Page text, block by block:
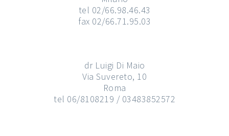
tel 02/66.98.46.43
fax 02/66.71.95.03
dr Luigi Di Maio
Via Suvereto, 10
Roma
tel 06/8108219 / 03483852572